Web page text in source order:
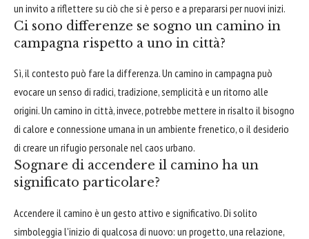
un invito a riflettere su ciò che si è perso e a prepararsi per nuovi inizi.
Ci sono differenze se sogno un camino in
campagna rispetto a uno in città?
Sì, il contesto può fare la differenza. Un camino in campagna può
evocare un senso di radici, tradizione, semplicità e un ritorno alle
origini. Un camino in città, invece, potrebbe mettere in risalto il bisogno
di calore e connessione umana in un ambiente frenetico, o il desiderio
di creare un rifugio personale nel caos urbano.
Sognare di accendere il camino ha un
significato particolare?
Accendere il camino è un gesto attivo e significativo. Di solito
simboleggia l'inizio di qualcosa di nuovo: un progetto, una relazione,